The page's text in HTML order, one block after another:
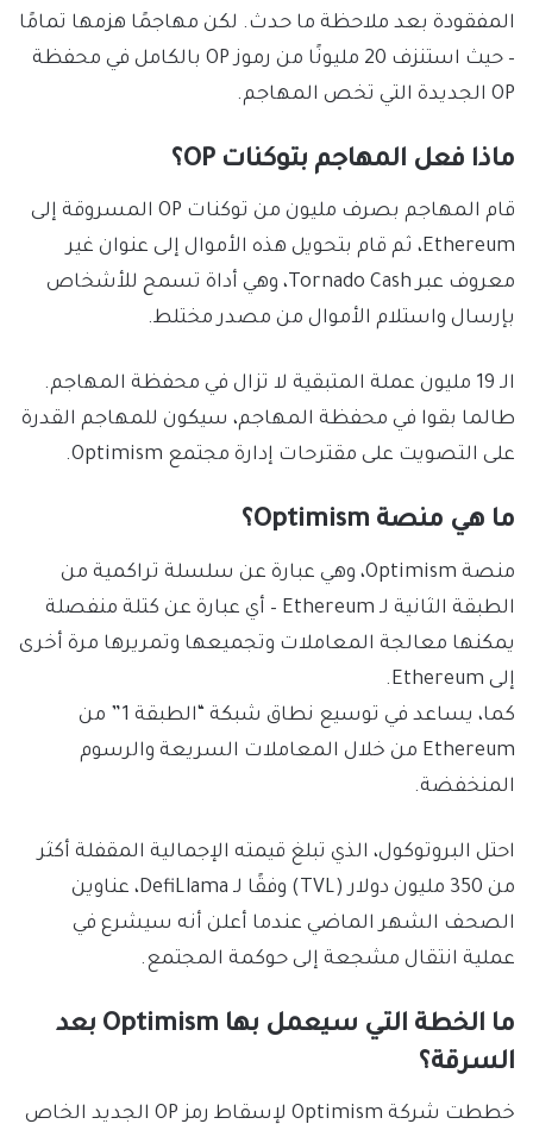
المفقودة بعد ملاحظة ما حدث. لكن مهاجمًا هزمها تمامًا
– حيث استنزف 20 مليونًا من رموز OP بالكامل في محفظة
OP الجديدة التي تخص المهاجم.
ماذا فعل المهاجم بتوكنات OP؟
قام المهاجم بصرف مليون من توكنات OP المسروقة إلى
Ethereum، ثم قام بتحويل هذه الأموال إلى عنوان غير
معروف عبر Tornado Cash، وهي أداة تسمح للأشخاص
بإرسال واستلام الأموال من مصدر مختلط.
الـ 19 مليون عملة المتبقية لا تزال في محفظة المهاجم.
طالما بقوا في محفظة المهاجم، سيكون للمهاجم القدرة
على التصويت على مقترحات إدارة مجتمع Optimism.
ما هي منصة Optimism؟
منصة Optimism، وهي عبارة عن سلسلة تراكمية من
الطبقة الثانية لـ Ethereum – أي عبارة عن كتلة منفصلة
يمكنها معالجة المعاملات وتجميعها وتمريرها مرة أخرى
إلى Ethereum.
كما، يساعد في توسيع نطاق شبكة “الطبقة 1” من
Ethereum من خلال المعاملات السريعة والرسوم
المنخفضة.
احتل البروتوكول، الذي تبلغ قيمته الإجمالية المقفلة أكثر
من 350 مليون دولار (TVL) وفقًا لـ DefiLlama، عناوين
الصحف الشهر الماضي عندما أعلن أنه سيشرع في
عملية انتقال مشجعة إلى حوكمة المجتمع.
ما الخطة التي سيعمل بها Optimism بعد
السرقة؟
خططت شركة Optimism لإسقاط رمز OP الجديد الخاص